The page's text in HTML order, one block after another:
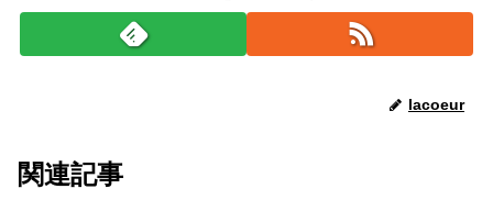
lacoeur
関連記事